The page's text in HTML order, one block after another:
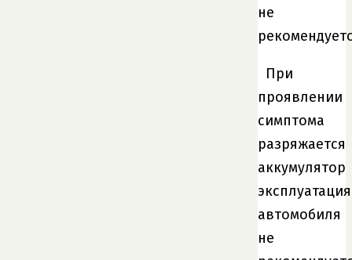
не
При
проявлении
симптома
разряжается
аккумулятор
эксплуатация
автомобиля
не